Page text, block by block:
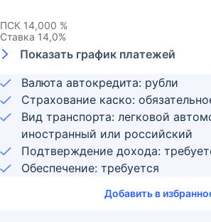
Добавить в
Валюта автокредита: рубли
Страхование каско:
Вид транспорта: легковой
иностранный или российский
Подтверждение дохода:
Обеспечение: требуется
ПСК 14,000 %
Ставка 14,0%
Показать график платежей